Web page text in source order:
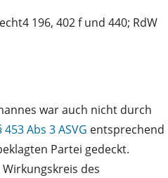
196, 402 f und 440; RdW
war auch nicht durch
453 Abs 3 ASVG entsprechend
Partei gedeckt.
des